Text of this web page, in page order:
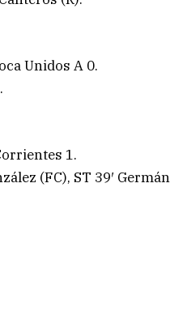
Unidos A 0.
1.
(FC), ST 39′ Germán